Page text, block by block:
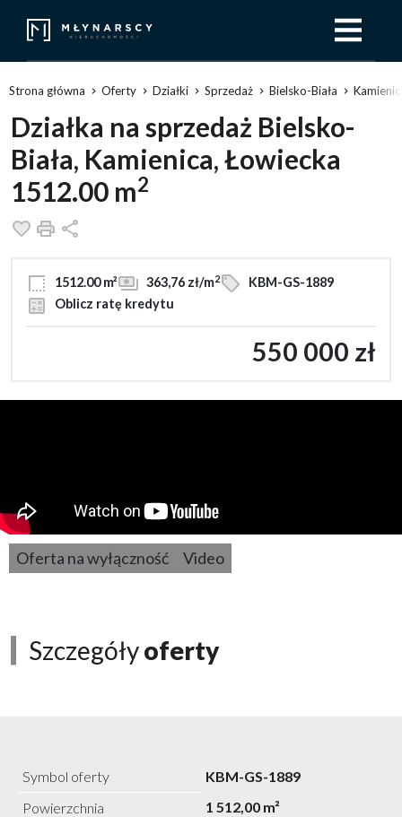
Strona główna Oferty Działki Sprzedaż Bielsko-Biała
Działka na sprzedaż Bielsko-
Biała, Kamienica, Łowiecka
1512.00 m2
Dodaj do ulubionych
Drukuj
1512.00 m² 363,76 zł/m2
KBM-GS-1889
Oblicz ratę kredytu
550 000 zł
Oferta na wyłączność Video
Szczegółyoferty
Symbol oferty
KBM-GS-1889
Powierzchnia
1 512,00 m²